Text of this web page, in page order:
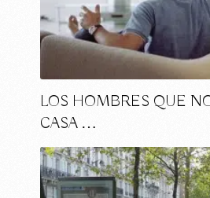
LOS HOMBRES QUE
CASA …